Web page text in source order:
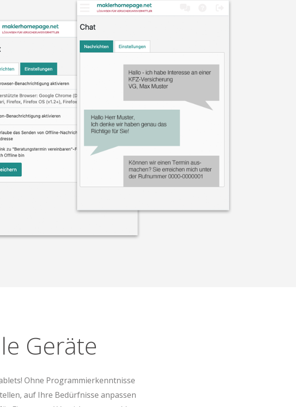
Geräte
Ohne Programmierkenntnisse
auf Ihre Bedürfnisse anpassen